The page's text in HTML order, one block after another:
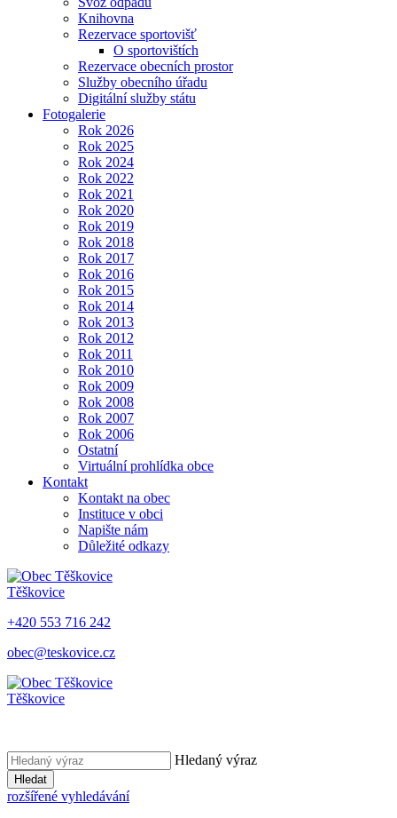
Knihovna
Rezervace sportovišť
O sportovištích
Rezervace obecních prostor
Služby obecního úřadu
Digitální služby státu
Fotogalerie
Rok 2026
Rok 2025
Rok 2024
Rok 2022
Rok 2021
Rok 2020
Rok 2019
Rok 2018
Rok 2017
Rok 2016
Rok 2015
Rok 2014
Rok 2013
Rok 2012
Rok 2011
Rok 2010
Rok 2009
Rok 2008
Rok 2007
Rok 2006
Ostatní
Virtuální prohlídka obce
Kontakt
Kontakt na obec
Instituce v obci
Napište nám
Důležité odkazy
Těškovice
+420 553 716 242
obec@teskovice.cz
Těškovice
Hledaný výraz
Hledat
rozšířené vyhledávání